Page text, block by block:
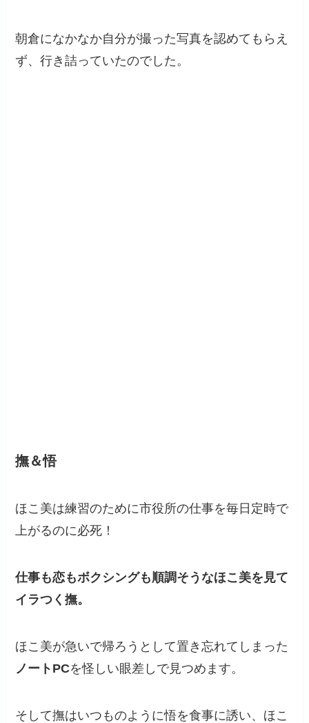
朝倉になかなか自分が撮った写真を認めてもらえ
ず、行き詰っていたのでした。
撫＆悟
ほこ美は練習のために市役所の仕事を毎日定時で
上がるのに必死！
仕事も恋もボクシングも順調そうなほこ美を見て
イラつく撫。
ほこ美が急いで帰ろうとして置き忘れてしまった
ノートPCを怪しい眼差しで見つめます。
そして撫はいつものように悟を食事に誘い、ほこ